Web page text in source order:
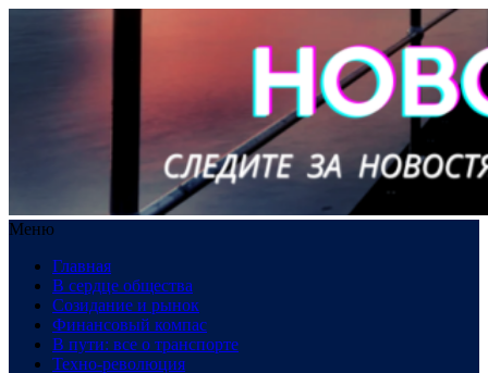
Меню
Главная
В сердце общества
Созидание и рынок
Финансовый компас
В пути: все о транспорте
Техно-революция